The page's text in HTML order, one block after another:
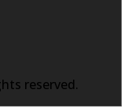
reserved.